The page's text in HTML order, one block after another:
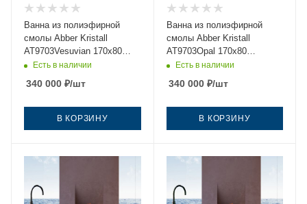
Ванна из полиэфирной
смолы Abber Kristall
AT9703Vesuvian 170х80
отдельностоящая овальная
Есть в наличии
340 000 ₽/шт
В КОРЗИНУ
Ванна из полиэфирной
смолы Abber Kristall
AT9703Opal 170х80
отдельностоящая овальная
Есть в наличии
340 000₽/шт
В КОРЗИНУ